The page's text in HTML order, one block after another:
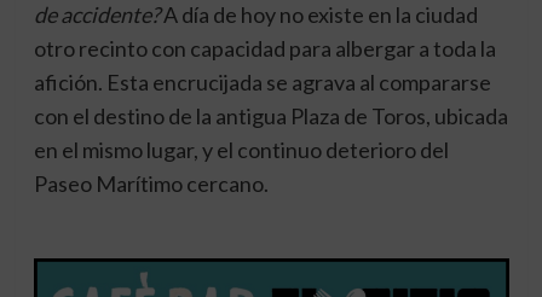
de accidente?A día de hoy no existe en la ciudad
otro recinto con capacidad para albergar a toda la
afición. Esta encrucijada se agrava al compararse
con el destino de la antigua Plaza de Toros, ubicada
en el mismo lugar, y el continuo deterioro del
Paseo Marítimo cercano.